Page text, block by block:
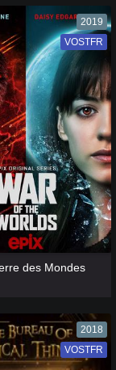
2019
VF
VOSTFR
des Mondes
2018
VF
VOSTFR